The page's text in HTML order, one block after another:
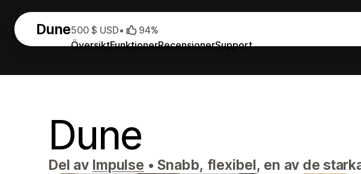
Dune
ÖversiktFunktionerRecensionerSupport
500 $ USD• 94%
Dune
Del av Impulse • Snabb, flexibel, en av de